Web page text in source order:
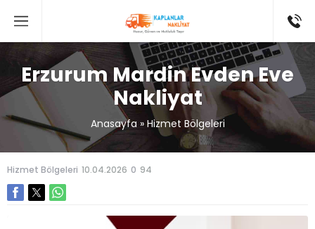
Erzurum Mardin Evden Eve
Nakliyat
Anasayfa» Hizmet Bölgeleri
Hizmet Bölgeleri 10.04.2026 0 94